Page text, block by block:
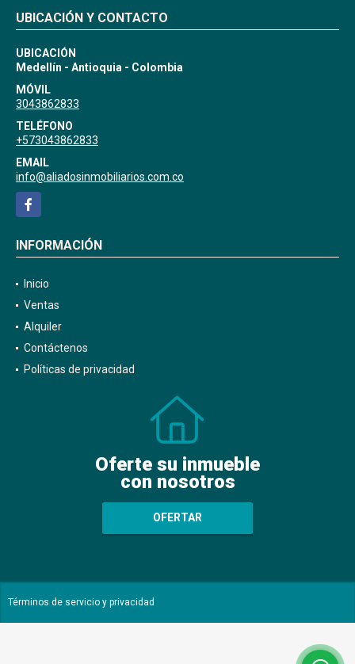
UBICACIÓN Y CONTACTO
UBICACIÓN
Medellín - Antioquia - Colombia
MÓVIL
3043862833
TELÉFONO
+573043862833
EMAIL
info@aliadosinmobiliarios.com.co
Facebook
INFORMACIÓN
Inicio
Ventas
Alquiler
Contáctenos
Políticas de privacidad
Oferte su inmueble
con nosotros
OFERTAR
Términos de servicio y privacidad